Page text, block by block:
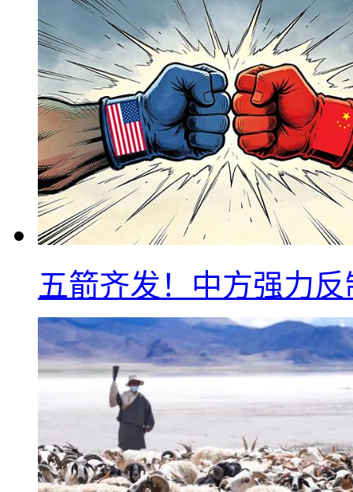
五箭齐发！中方强力